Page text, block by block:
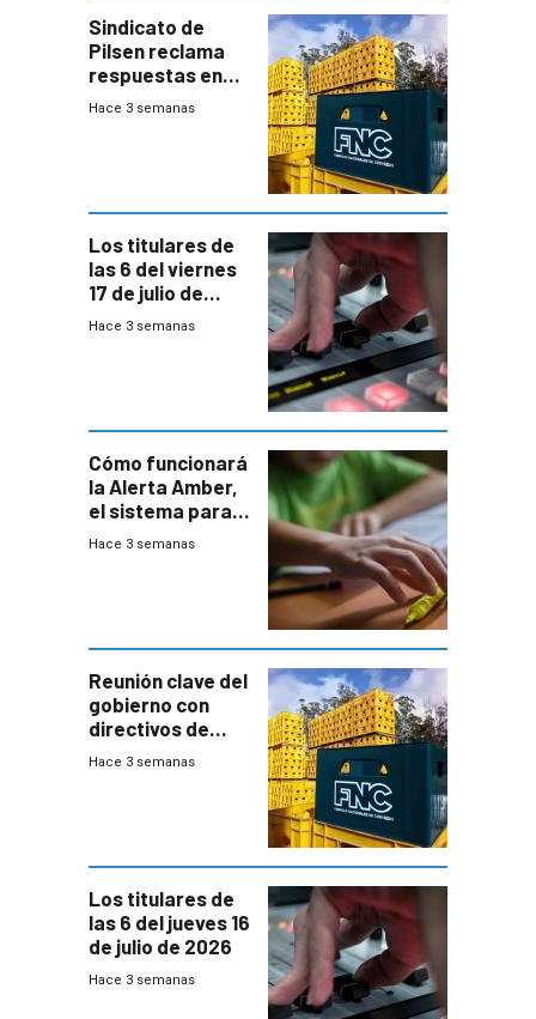
Sindicato de
Pilsen reclama
respuestas en
medio de
Hace 3 semanas
Los titulares de
las 6 del viernes
17 de julio de
2026
Hace 3 semanas
Cómo funcionará
la Alerta Amber,
el sistema para
la búsqueda
Hace 3 semanas
Reunión clave del
gobierno con
directivos de
Fábricas
Hace 3 semanas
Los titulares de
las 6 del jueves 16
de julio de 2026
Hace 3 semanas